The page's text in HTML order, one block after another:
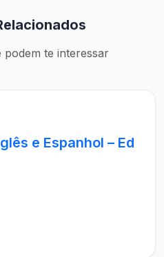
te interessar
e Espanhol – Ed